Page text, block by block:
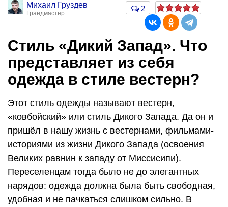
Михаил Груздев
Грандмастер
2
Стиль «Дикий Запад». Что
представляет из себя
одежда в стиле вестерн?
Этот стиль одежды называют вестерн,
«ковбойский» или стиль Дикого Запада. Да он и
пришёл в нашу жизнь с вестернами, фильмами-
историями из жизни Дикого Запада (освоения
Великих равнин к западу от Миссисипи).
Переселенцам тогда было не до элегантных
нарядов: одежда должна была быть свободная,
удобная и не пачкаться слишком сильно. В